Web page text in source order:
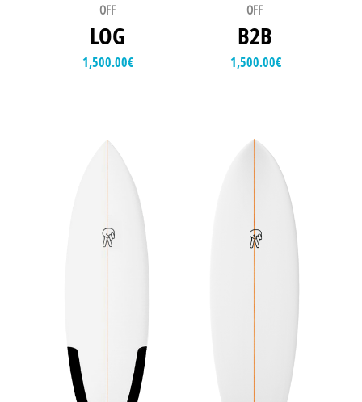
OFF
LOG
1,500.00€
OFF
B2B
1,500.00€